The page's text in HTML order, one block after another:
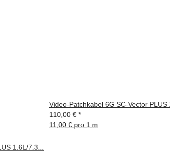
Video-Patchkabel 6G SC-Vector
110,00 € *
11,00 € pro 1 m